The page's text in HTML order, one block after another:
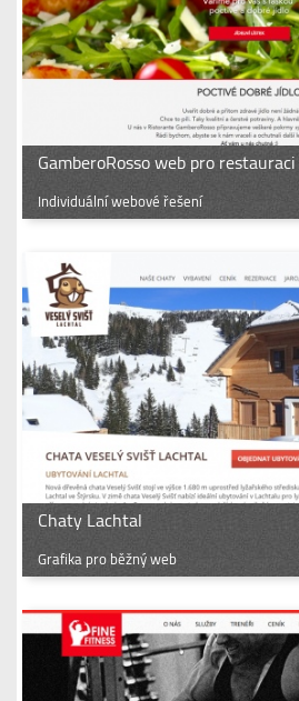
GamberoRosso web pro restauraci
Individuální webové řešení
Chaty Lachtal
Grafika pro běžný web